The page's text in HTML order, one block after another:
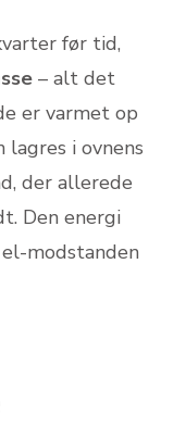
før tid,
– alt det
er varmet op
lagres i ovnens
der allerede
Den energi
modstanden